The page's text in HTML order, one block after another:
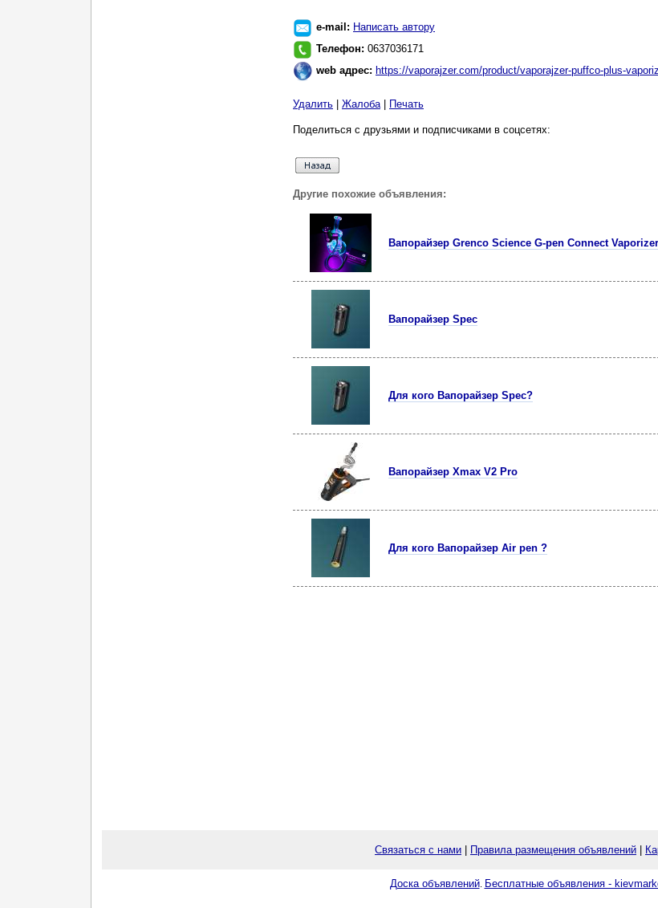
e-mail: Написать автору
Телефон: 0637036171
web адрес: https://vaporajzer.com/product/vaporajzer-puffco-plus-
Удалить Жалоба| Печать
Поделиться с друзьями и подписчиками в соцсетях:
Другие похожие объявления:
Вапорайзер Grenco Science G-pen Connect Vaporizer
Вапорайзер Spec
Для кого Вапорайзер Spec?
Вапорайзер Xmax V2 Pro
Для кого Вапорайзер Air pen ?
Связаться с нами Правила размещения объявлений
Доска объявлений. Бесплатные объявления -